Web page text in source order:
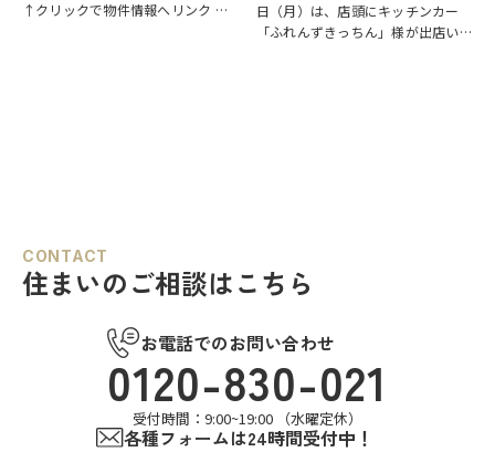
↑クリックで物件情報へリンク お
日（月）は、店頭にキッチンカー
「ふれんずきっちん」様が出店いた
CONTACT
住まいのご相談はこちら
お電話でのお問い合わせ
0120-830-021
受付時間：9:00~19:00 （水曜定休）
各種フォームは24時間受付中！